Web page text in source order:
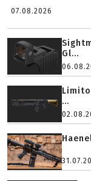
07.08.2026
Gl...
...